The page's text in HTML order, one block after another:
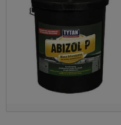
e-mail, w celu marketingu
wyślij zapytanie.